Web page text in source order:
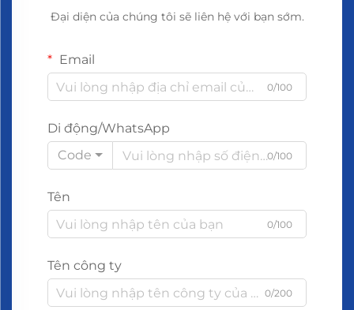
Đại diện của chúng tôi sẽ liên hệ với bạn sớm.
Email
0/100
Di động/WhatsApp
Code
0/100
Tên
0/100
Tên công ty
0/200